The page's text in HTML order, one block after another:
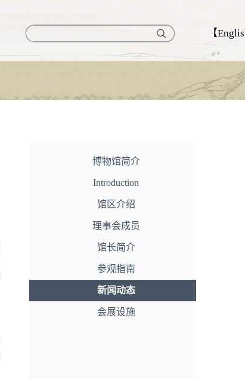
【
博物馆简介
Introduction
馆区介绍
理事会成员
馆长简介
参观指南
新闻动态
会展设施